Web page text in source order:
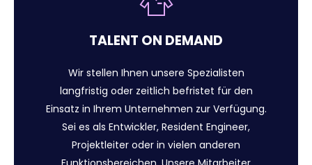
TALENT ON DEMAND
Wir stellen Ihnen unsere Spezialisten
langfristig oder zeitlich befristet für den
Einsatz in Ihrem Unternehmen zur Verfügung.
Sei es als Entwickler, Resident Engineer,
Projektleiter oder in vielen anderen